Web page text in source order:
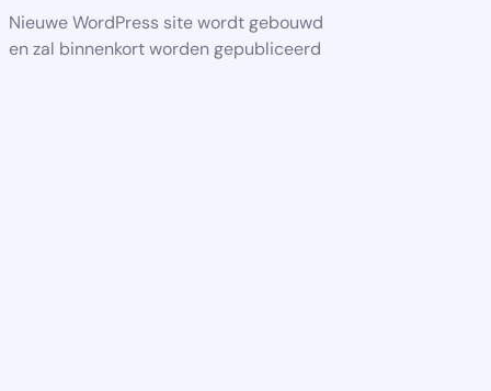
Nieuwe WordPress site wordt gebouwd
en zal binnenkort worden gepubliceerd